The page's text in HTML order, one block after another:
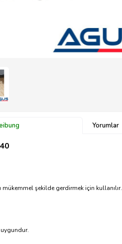
Yorumlar
mükemmel şekilde gerdirmek için kullanılır.